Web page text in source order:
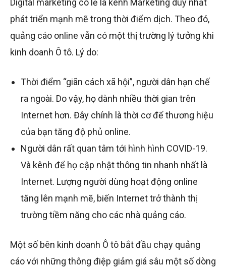
Digital marketing có lẽ là kênh Marketing duy nhất
phát triển mạnh mẽ trong thời điểm dịch. Theo đó,
quảng cáo online vẫn có một thị trường lý tưởng khi
kinh doanh Ô tô. Lý do:
Thời điểm “giãn cách xã hội”, người dân hạn chế
ra ngoài. Do vậy, họ dành nhiều thời gian trên
Internet hơn. Đây chính là thời cơ để thương hiệu
của bạn tăng độ phủ online.
Người dân rất quan tâm tới hình hình COVID-19.
Và kênh để họ cập nhật thông tin nhanh nhất là
Internet. Lượng người dùng hoạt động online
tăng lên mạnh mẽ, biến Internet trở thành thị
trường tiềm năng cho các nhà quảng cáo.
Một số bên kinh doanh Ô tô bắt đầu chạy quảng
cáo với những thông điệp giảm giá sâu một số dòng